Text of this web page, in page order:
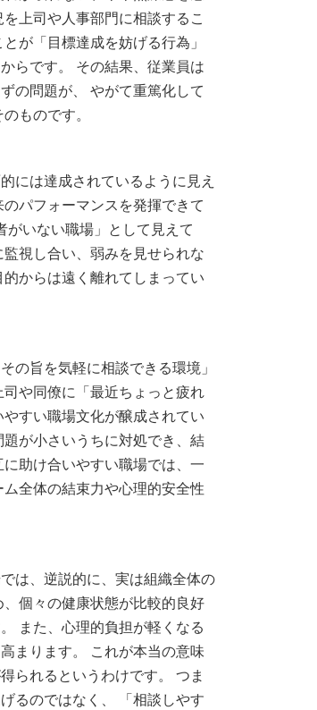
上司や人事部門に相談するこ
が「目標達成を妨げる行為」
らです。 その結果、従業員は
の問題が、 やがて重篤化して
ものです。
には達成されているように見え
パフォーマンスを発揮できて
いない職場」として見えて
視し合い、弱みを見せられな
からは遠く離れてしまってい
の旨を気軽に相談できる環境」
や同僚に「最近ちょっと疲れ
すい職場文化が醸成されてい
が小さいうちに対処でき、結
助け合いやすい職場では、一
全体の結束力や心理的安全性
は、逆説的に、実は組織全体の
個々の健康状態が比較的良好
また、心理的負担が軽くなる
まります。 これが本当の意味
られるというわけです。 つま
るのではなく、 「相談しやす